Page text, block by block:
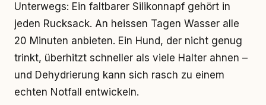
Unterwegs: Ein faltbarer Silikonnapf gehört in
jeden Rucksack. An heissen Tagen Wasser alle
20 Minuten anbieten. Ein Hund, der nicht genug
trinkt, überhitzt schneller als viele Halter ahnen –
und Dehydrierung kann sich rasch zu einem
echten Notfall entwickeln.